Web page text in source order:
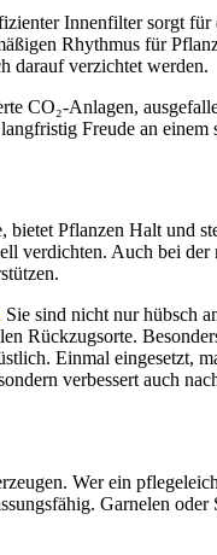
Innenfilter sorgt
Rhythmus für
darauf verzichtet werden.
CO₂-Anlagen,
Freude an
Pflanzen Halt
verdichten. Auch bei
Sie sind nicht nur hübsch
Rückzugsorte.
Einmal
verbessert auch
Wer ein
Garnelen